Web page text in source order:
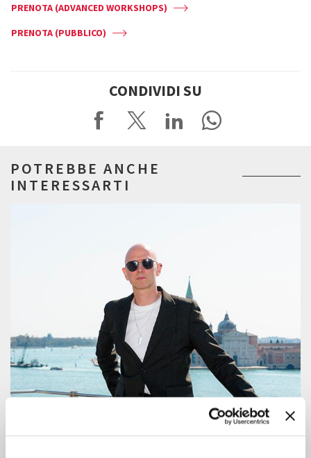
PRENOTA (ADVANCED WORKSHOPS)
PRENOTA (PUBBLICO)
CONDIVIDI SU
POTREBBE ANCHE
INTERESSARTI